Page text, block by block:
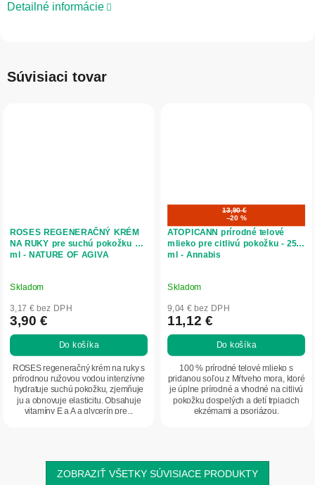
Detailné informácie
Súvisiaci tovar
ROSES REGENERAČNÝ KRÉM
NA RUKY pre suchú pokožku 75
ml - NATURE OF AGIVA
Skladom
3,17 € bez DPH
3,90 €
Do košíka
ROSES regeneračný krém na ruky s
prírodnou ružovou vodou intenzívne
hydratuje suchú pokožku, zjemňuje
ju a obnovuje elasticitu. Obsahuje
vitamíny E a A a glycerín pre...
13,90 €
–20 %
ATOPICANN prírodné telové
mlieko pre citlivú pokožku - 250
ml - Annabis
Skladom
9,04 € bez DPH
11,12 €
Do košíka
100 % prírodné telové mlieko s
pridanou soľou z Mŕtveho mora, ktoré
je úplne prírodné a vhodné na citlivú
pokožku dospelých a detí trpiacich
ekzémami a psoriázou.
ZOBRAZIŤ VŠETKY SÚVISIACE PRODUKTY